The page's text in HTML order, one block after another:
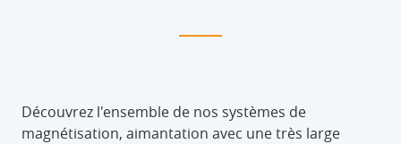
Découvrez l'ensemble de nos systèmes de
magnétisation, aimantation avec une très large